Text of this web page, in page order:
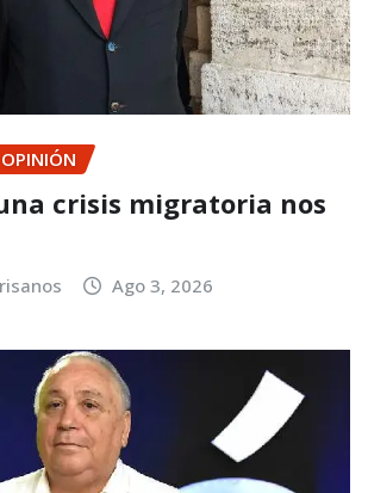
crisis migratoria nos
Ago 3, 2026